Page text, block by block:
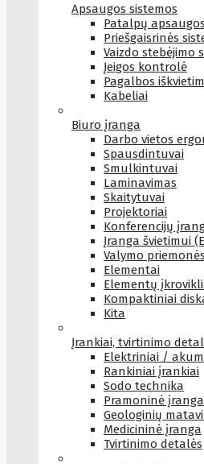
Apsaugos sistemos
Patalpų
Priešgaisrinės
Vaizdo stebėjimo
Įeigos kontrolė
Pagalbos
Kabeliai
Biuro įranga
Darbo vietos
Spausdintuvai
Smulkintuvai
Laminavimas
Skaitytuvai
Projektoriai
Konferencijų
Įranga švietimui
Valymo priemonės
Elementai
Elementų
Kompaktiniai
Kita
Įrankiai, tvirtinimo
Elektriniai /
Rankiniai įrankiai
Sodo technika
Pramoninė įranga
Geologinių
Medicininė įranga
Tvirtinimo detalės